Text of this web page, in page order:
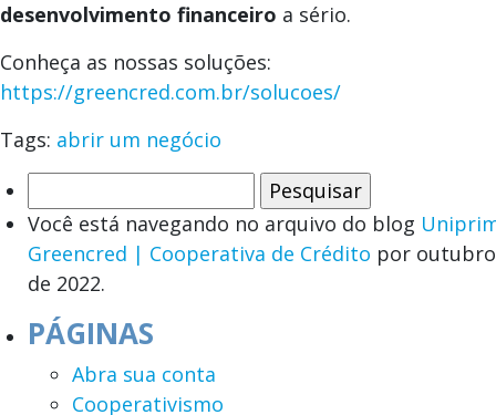
desenvolvimento financeiro a sério.
Conheça as nossas soluções:
https://greencred.com.br/solucoes/
Tags: abrir um negócio
Você está navegando no arquivo do blog
Greencred | Cooperativa de Crédito por outubro
de 2022.
PÁGINAS
Abra sua conta
Cooperativismo